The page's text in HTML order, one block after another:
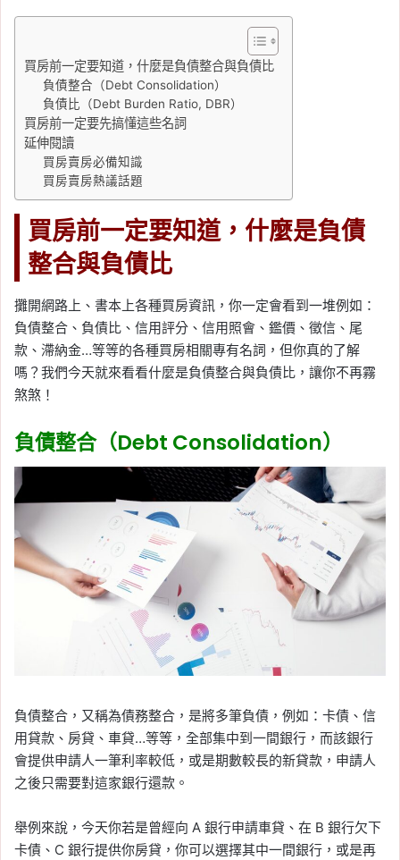
買房前一定要知道，什麼是負債整合與負債比
負債整合（Debt Consolidation）
負債比（Debt Burden Ratio, DBR）
買房前一定要先搞懂這些名詞
延伸閱讀
買房賣房必備知識
買房賣房熱議話題
買房前一定要知道，什麼是負債
整合與負債比
攤開網路上、書本上各種買房資訊，你一定會看到一堆例如：
負債整合、負債比、信用評分、信用照會、鑑價、徵信、尾
款、滯納金…等等的各種買房相關專有名詞，但你真的了解
嗎？我們今天就來看看什麼是負債整合與負債比，讓你不再霧
煞煞！
負債整合（Debt Consolidation）
負債整合，又稱為債務整合，是將多筆負債，例如：卡債、信
用貸款、房貸、車貸…等等，全部集中到一間銀行，而該銀行
會提供申請人一筆利率較低，或是期數較長的新貸款，申請人
之後只需要對這家銀行還款。
舉例來說，今天你若是曾經向 A 銀行申請車貸、在 B 銀行欠下
卡債、C 銀行提供你房貸，你可以選擇其中一間銀行，或是再